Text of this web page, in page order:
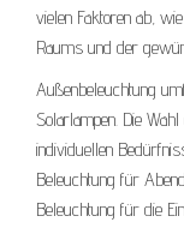
vielen Faktoren ab,
Raums und der
Außenbeleuchtung
Solarlampen. Die
individuellen
Beleuchtung für
Beleuchtung für die